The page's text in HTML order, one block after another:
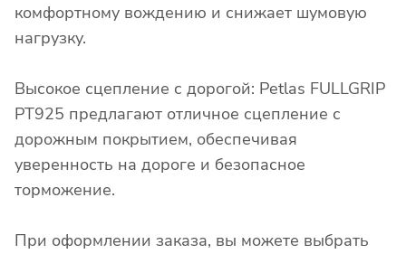
комфортному вождению и снижает шумовую
нагрузку.
Высокое сцепление с дорогой: Petlas FULLGRIP
PT925 предлагают отличное сцепление с
дорожным покрытием, обеспечивая
уверенность на дороге и безопасное
торможение.
При оформлении заказа, вы можете выбрать